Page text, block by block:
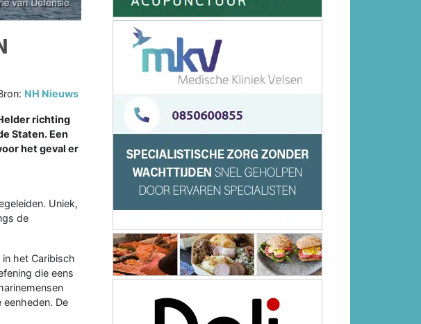
NH Nieuws
richting
Staten. Een
het geval er
Uniek,
de
het Caribisch
die eens
De